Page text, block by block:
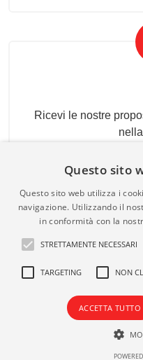
Ricevi le nostre
Admin|Informativa
© Copyright 2026 -
Questo sito
Questo sito web utilizza i
navigazione. Utilizzando il
in conformità con la
STRETTAMENTE NECESSARI
TARGETING NON
ACCETTA TUTTO